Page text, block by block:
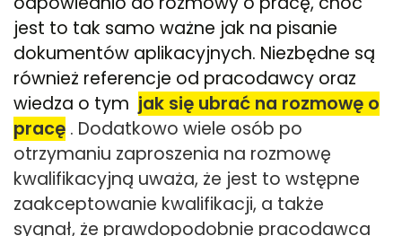
jest to tak samo ważne jak na pisanie
dokumentów aplikacyjnych. Niezbędne są
również referencje od pracodawcy oraz
wiedza o tym jak się ubrać na rozmowę o
pracę . Dodatkowo wiele osób po
otrzymaniu zaproszenia na rozmowę
kwalifikacyjną uważa, że jest to wstępne
zaakceptowanie kwalifikacji, a także
sygnał, że prawdopodobnie pracodawca